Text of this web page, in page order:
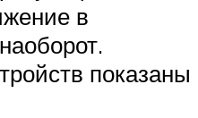
в
показаны